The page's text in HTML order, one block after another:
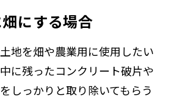
にする場合
地を畑や農業用に使用したい
に残ったコンクリート破片や
しっかりと取り除いてもらう